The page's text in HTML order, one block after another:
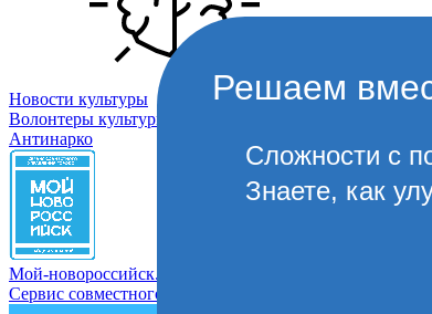
Новости культуры
Волонтеры культуры
Антинарко
Мой-новороссийск.рф
Сервис совместного управления городом
Решаем
Сложности с
Знаете, как